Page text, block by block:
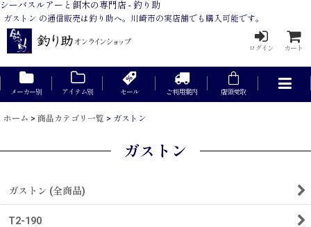
シーバスルアーと餌木の専門店 - 釣り助
ガストン の通信販売は釣り助へ。川崎市の実店舗でも購入可能です。
ログイン カート
メーカー別 アイテム別 セール ご利用案内 店頭受取
ホーム > 商品カテゴリ一覧 > ガストン
ガストン
ガストン (全商品)
T2-190